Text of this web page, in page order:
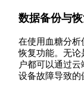
数据备份与
在使用血糖分
恢复功能。无论
户都可以通过
设备故障导致的